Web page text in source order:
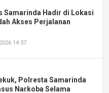
Samarinda Hadir di Lokasi
Akses Perjalanan
14:37
Polresta Samarinda
Narkoba Selama